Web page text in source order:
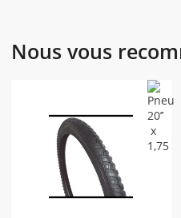
Nous vous